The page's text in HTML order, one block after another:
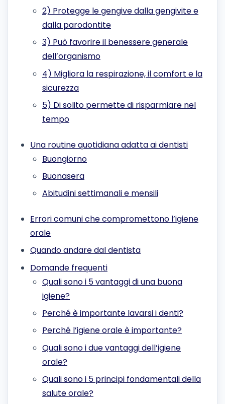
2) Protegge le gengive dalla gengivite e
dalla parodontite
3) Può favorire il benessere generale
dell’organismo
4) Migliora la respirazione, il comfort e la
sicurezza
5) Di solito permette di risparmiare nel
tempo
Una routine quotidiana adatta ai dentisti
Buongiorno
Buonasera
Abitudini settimanali e mensili
Errori comuni che compromettono l’igiene
orale
Quando andare dal dentista
Domande frequenti
Quali sono i 5 vantaggi di una buona
igiene?
Perché è importante lavarsi i denti?
Perché l’igiene orale è importante?
Quali sono i due vantaggi dell’igiene
orale?
Quali sono i 5 principi fondamentali della
salute orale?